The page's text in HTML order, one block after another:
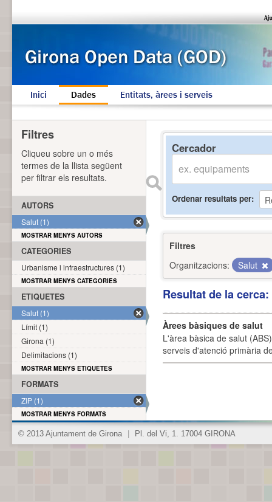
Inici Dades Entitats, àrees i serveis
Cercador
Ordenar resultats per
Filtres
Organitzacions:
Salut
Resultat de la
Àrees bàsiques de salut
L'àrea bàsica de salut
serveis d'atenció primària
Filtres
Cliqueu sobre un o més
termes de la llista següent
per filtrar els resultats.
AUTORS
Salut (1)
MOSTRAR MENYS AUTORS
CATEGORIES
Urbanisme i infraestructures (1)
MOSTRAR MENYS CATEGORIES
ETIQUETES
Salut (1)
Límit (1)
Girona (1)
Delimitacions (1)
MOSTRAR MENYS ETIQUETES
FORMATS
ZIP (1)
MOSTRAR MENYS FORMATS
© 2013 Ajuntament de Girona Pl. del Vi, 1. 17004 GIRONA